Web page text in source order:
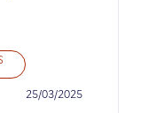
25/03/2025